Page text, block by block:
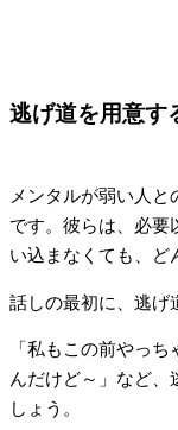
逃げ道を用意す
メンタルが弱い人
です。彼らは、必要
い込まなくても、ど
話しの最初に、逃げ
「私もこの前やっ
んだけど～」など、
しょう。